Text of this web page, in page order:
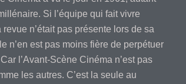
Si l’équipe qui fait vivre
revue n’était pas présente lors de sa
n’en est pas moins fière de perpétuer
l’Avant-Scène Cinéma n’est pas
les autres. C’est la seule au